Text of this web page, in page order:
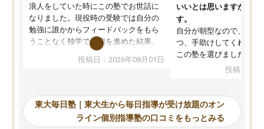
浪人をしていた時にこの塾でお世話に
なりました。現役時の受験では自分の
勉強に誰かからフィードバックをもら
うことなく独学で勉強を進めた結果、
入試本番に地歴の学習が間に合わず不
合格となってしまいました。その経験
東大毎日塾にたどり着きました。学習
の長期計画や日々の勉強のやり方につ
いて客観的なアドバイスをいただけた
投稿日：2026年08月01日
いいとは思いますが、料
す。
自分が朝型なので、自習
つ、手助けしてくれる設
この塾を選びました。
投稿日：
東大毎日塾｜東大生から毎日指導が受け放題のオン
ライン個別指導塾の口コミをもっとみる